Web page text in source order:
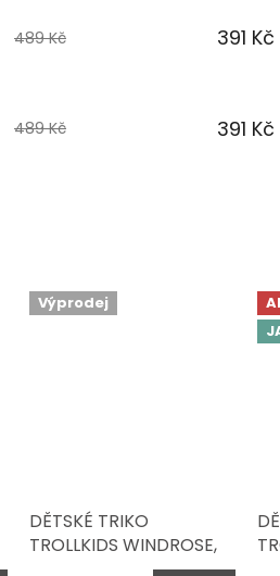
489 Kč 391 Kč
489 Kč 391 Kč
Výprodej
DĚTSKÉ TRIKO
TROLLKIDS WINDROSE,
PEAR GREEN / SAHARA